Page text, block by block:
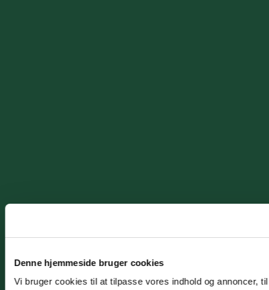
Denne hjemmeside bruger cookies
Vi bruger cookies til at tilpasse vores indhold og annoncer,